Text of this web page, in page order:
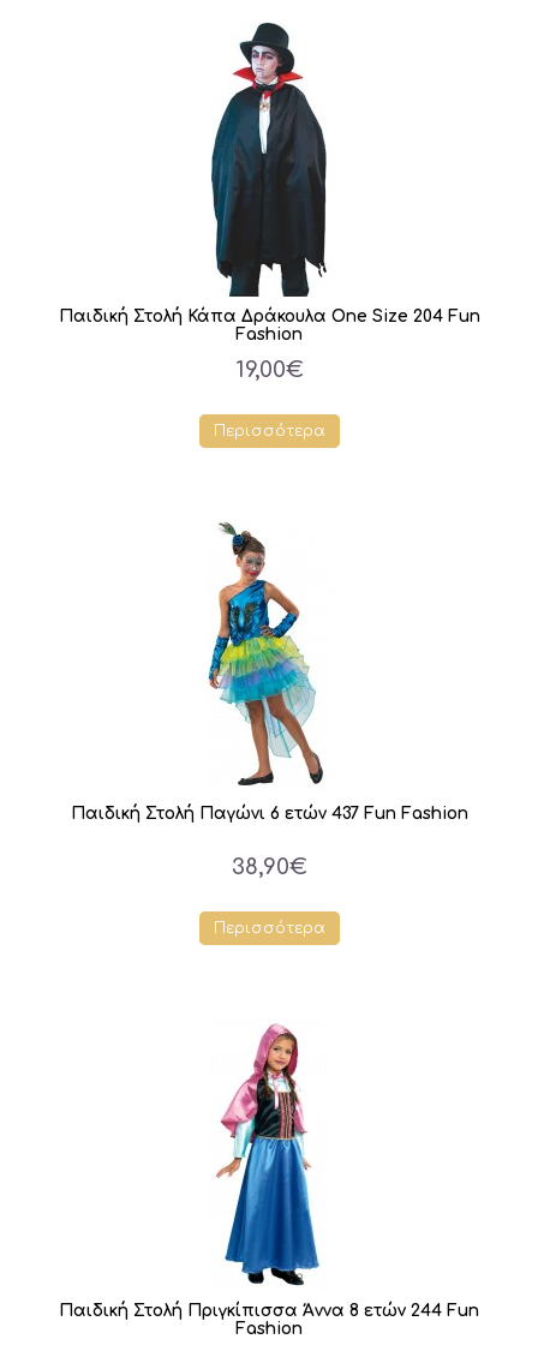
Παιδική Στολή Κάπα Δράκουλα One Size 204 Fun
Fashion
19,00€
Περισσότερα
Παιδική Στολή Παγώνι 6 ετών 437 Fun Fashion
38,90€
Περισσότερα
Παιδική Στολή Πριγκίπισσα Άννα 8 ετών 244 Fun
Fashion